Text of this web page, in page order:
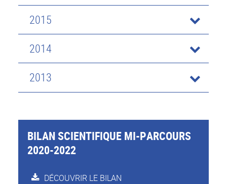
2015
2014
2013
BILAN SCIENTIFIQUE MI-PARCOURS
2020-2022
DÉCOUVRIR LE BILAN